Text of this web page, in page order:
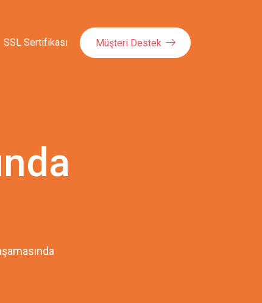
SSL Sertifikası Müşteri Destek